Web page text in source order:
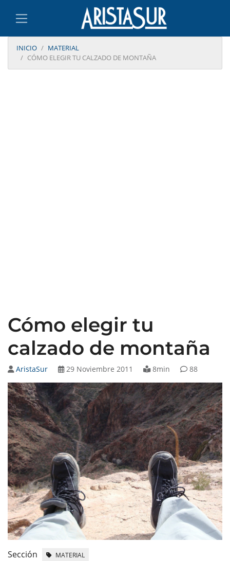
INICIO
MATERIAL
CÓMO ELEGIR TU CALZADO DE MONTAÑA
Cómo elegir tu
calzado de montaña
AristaSur 29 Noviembre 2011 8min 88
Sección MATERIAL